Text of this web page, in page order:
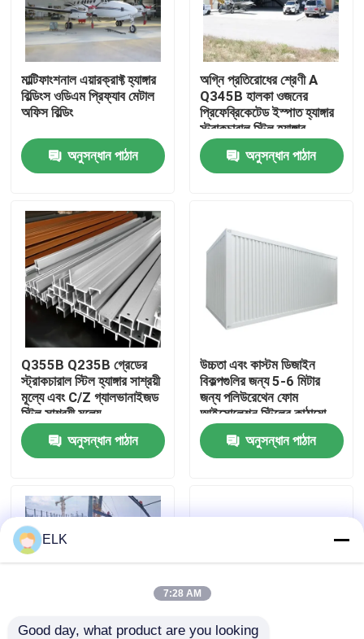
বাড়ি
পণ্য
আমাদের সম্বন্ধে
কারখানা পরিদর্শন
গুণমান নিয়ন্ত্রণ
আমাদের সাথে যোগাযোগ
মামলা
ইস্পাত কাঠামো গুদাম
মাল্টিফাংশনাল এয়ারক্রাফ্ট হ্যাঙ্গার
বিল্ডিংস ওডিএম প্রিফ্যাব মেটাল
অফিস বিল্ডিং
অনুসন্ধান পাঠান
অগ্নি প্রতিরোধের শ্রেণী A
Q345B হালকা ওজনের
প্রিফেব্রিকেটেড ইস্পাত হ্যাঙ্গার
স্ট্রাকচারাল স্টিল হ্যাঙ্গার
অনুসন্ধান পাঠান
Q355B Q235B গ্রেডের
স্ট্রাকচারাল স্টিল হ্যাঙ্গার সাশ্রয়ী
মূল্যে এবং C/Z গ্যালভানাইজড
স্টিল সাশ্রয়ী মূল্যে
অনুসন্ধান পাঠান
উচ্চতা এবং কাস্টম ডিজাইন
বিকল্পগুলির জন্য 5-6 মিটার
জন্য পলিউরেথেন ফোম
আইসোলেশন স্টিলের কাঠামো
অনুসন্ধান পাঠান
ELK
7:28 AM
Good day, what product are you looking